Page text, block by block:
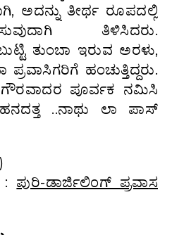
ಅದನ್ನು ತೀರ್ಥ ರೂಪದಲ್ಲಿ
ತಿಳಿಸಿದರು.
ತುಂಬಾ ಇರುವ ಅರಳು,
ಪ್ರವಾಸಿಗರಿಗೆ ಹಂಚುತ್ತಿದ್ದರು.
ಗೌರವಾದರ ಪೂರ್ವಕ ನಮಿಸಿ
..ನಾಥು ಲಾ ಪಾಸ್
: ಪುರಿ-ಡಾರ್ಜಿಲಿಂಗ್ ಪ್ರವಾಸ